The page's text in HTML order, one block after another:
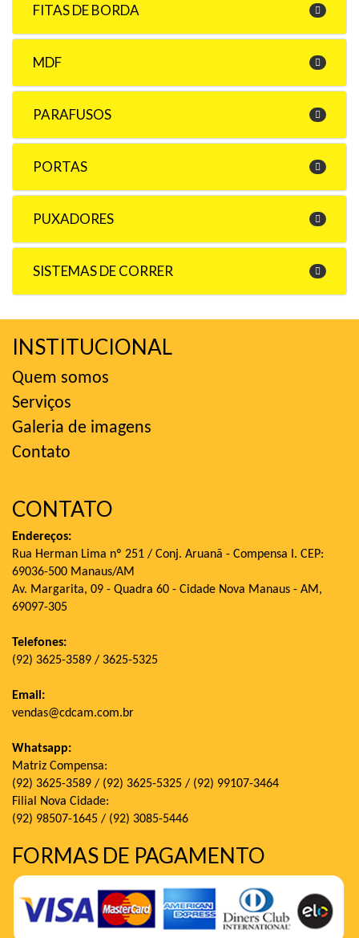
FITAS DE BORDA
MDF
PARAFUSOS
PORTAS
PUXADORES
SISTEMAS DE CORRER
INSTITUCIONAL
Quem somos
Serviços
Galeria de imagens
Contato
CONTATO
Endereços:
Rua Herman Lima nº 251 / Conj. Aruanã - Compensa I. CEP:
69036-500 Manaus/AM
Av. Margarita, 09 - Quadra 60 - Cidade Nova Manaus - AM,
69097-305
Telefones:
(92) 3625-3589 / 3625-5325
Email:
vendas@cdcam.com.br
Whatsapp:
Matriz Compensa:
(92) 3625-3589 / (92) 3625-5325 / (92) 99107-3464
Filial Nova Cidade:
(92) 98507-1645 / (92) 3085-5446
FORMAS DE PAGAMENTO